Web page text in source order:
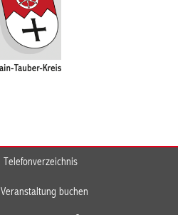
Telefonverzeichnis
Veranstaltung buchen